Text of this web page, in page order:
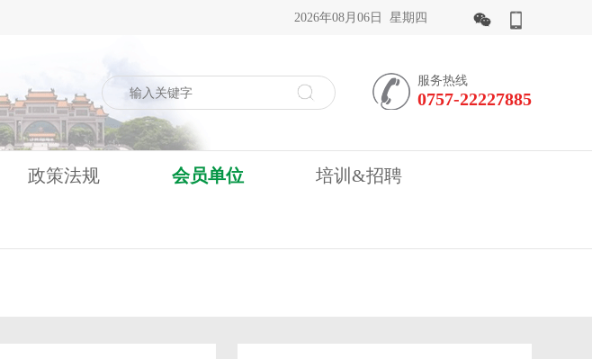
2026年08月06日 星期四
服务热线
0757-22227885
政策法规 会员单位 培训&招聘